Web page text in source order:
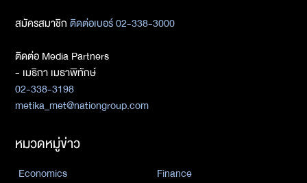
สมัครสมาชิกติดต่อเบอร์ 02-338-3000
ติดต่อ Media Partners
- เมธิกา เมธาพิทักษ์
02-338-3198
metika_met@nationgroup.com
หมวดหมู่ข่าว
Economics
Finance